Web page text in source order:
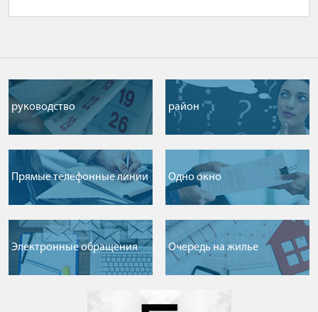
руководство район
Прямые телефонные линии Одно окно
Электронные обращения Очередь на жилье